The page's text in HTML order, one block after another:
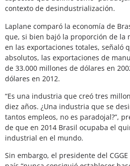
contexto de desindustrialización.
Laplane comparó la economía de
que, si bien bajó la proporción de la
en las exportaciones totales, señaló
absolutos, las exportaciones de
de 33.000 millones de dólares en
dólares en 2012.
“Es una industria que creó tres
diez años. ¿Una industria que se
tantos empleos, no es paradojal?”,
de que en 2014 Brasil ocupaba el
industrial en el mundo.
Sin embargo, el presidente del